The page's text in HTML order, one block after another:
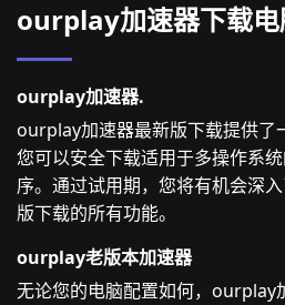
ourplay加速器下载电
ourplay加速器.
ourplay加速器最新版下载提供了
您可以安全下载适用于多操作系
序。通过试用期，您将有机会深
版下载的所有功能。
ourplay老版本加速器
无论您的电脑配置如何，ourplay